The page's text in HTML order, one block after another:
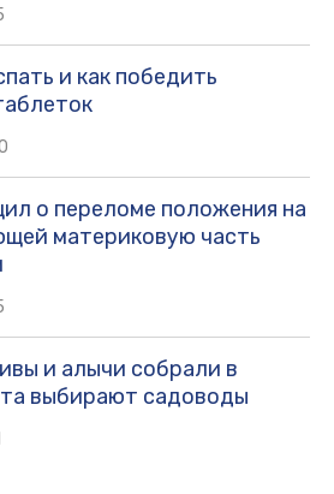
и как победить
о переломе положения на
материковую часть
и алычи собрали в
выбирают садоводы